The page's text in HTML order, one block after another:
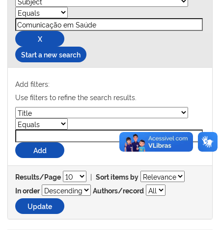
Start a new search
Add filters:
Use filters to refine the search results.
Results/Page | Sort items by
In order
Authors/record